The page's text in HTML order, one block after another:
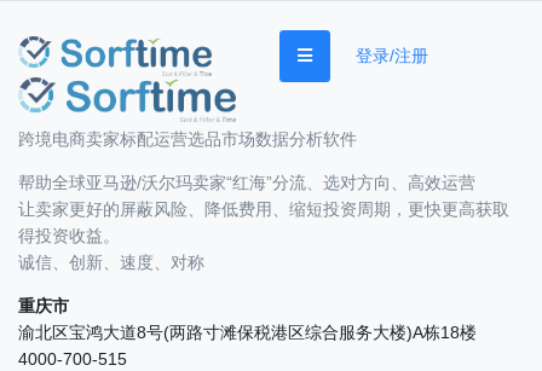
登录/注册
跨境电商卖家标配运营选品市场数据分析软件
帮助全球亚马逊/沃尔玛卖家“红海”分流、选对方向、高效运营
让卖家更好的屏蔽风险、降低费用、缩短投资周期，更快更高获取
得投资收益。
诚信、创新、速度、对称
重庆市
渝北区宝鸿大道8号(两路寸滩保税港区综合服务大楼)A栋18楼
4000-700-515